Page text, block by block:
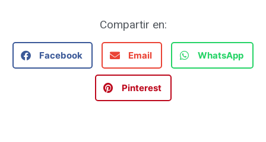
Compartir en:
Facebook Email WhatsApp
Pinterest